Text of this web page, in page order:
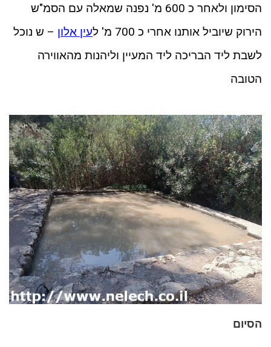
הסימון ולאחר כ 600 מ' נפנה שמאלה עם הסמ"ש
הירוק שיוביל אותנו אחרי כ 700 מ' ל
עין אלון – ש נוכל
לשבת ליד הבריכה ליד המעיין וליהנות מהאווירה
הטובה
הסיום